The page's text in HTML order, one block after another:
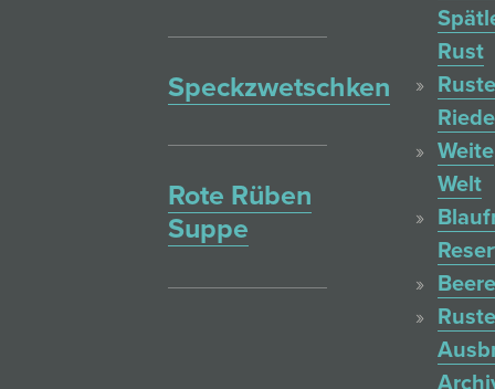
Speckzwetschken
Rote Rüben
Suppe
Rust
Weite
Welt